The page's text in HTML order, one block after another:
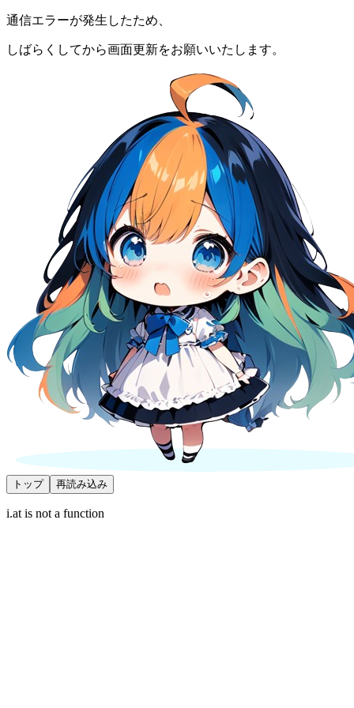
通信エラーが発生したため、
しばらくしてから画面更新をお願いいたします。
トップ 再読み込み
i.at is not a function